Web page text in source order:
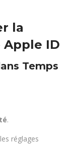
la
ID
Temps
.
réglages